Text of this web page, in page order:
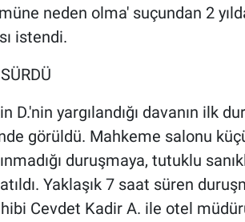
neden olma' suçundan 2
istendi.
D.'nin yargılandığı davanın ilk
görüldü. Mahkeme salonu
duruşmaya, tutuklu
Yaklaşık 7 saat süren
Cevdet Kadir A. ile otel